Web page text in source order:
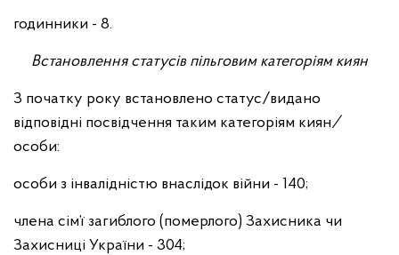
годинники - 8.
Встановлення статусів пільговим категоріям киян
З початку року встановлено статус/видано
відповідні посвідчення таким категоріям киян/
особи:
особи з інвалідністю внаслідок війни - 140;
члена сім’ї загиблого (померлого) Захисника чи
Захисниці України - 304;